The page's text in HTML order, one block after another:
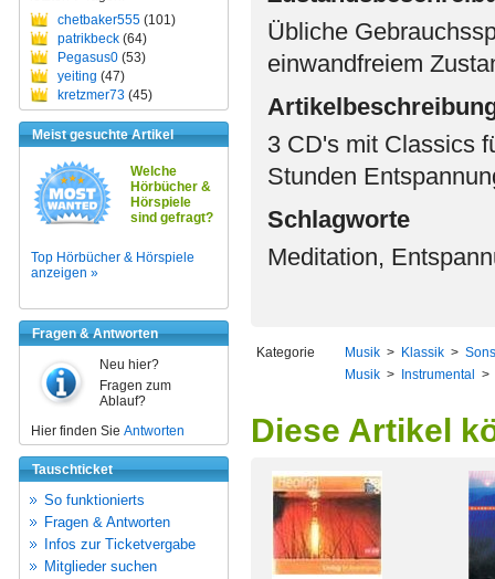
chetbaker555 (101)
patrikbeck (64)
Pegasus0 (53)
yeiting (47)
kretzmer73 (45)
Meist gesuchte Artikel
Welche
Hörbücher &
Hörspiele
sind gefragt?
Top Hörbücher & Hörspiele
anzeigen »
Fragen & Antworten
Neu hier?
Fragen zum
Ablauf?
Hier finden Sie Antworten
Tauschticket
So funktionierts
Fragen & Antworten
Infos zur Ticketvergabe
Mitglieder suchen
Übliche
einwandfreiem
3 CD's mit Classics
Stunden
Schlagworte
Meditation,
Kategorie Musik > Klassik >
Musik > Instrumental >
Diese Artikel